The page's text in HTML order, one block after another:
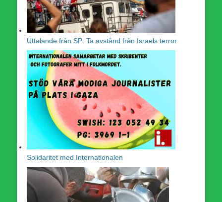
Uttalande från SP: Ta avstånd från Israels terror
Solidaritet med Internationalen